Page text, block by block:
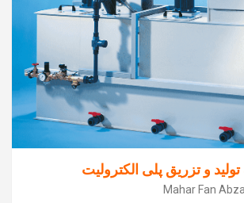
و تزریق پلی الکترولیت
Mahar Fan